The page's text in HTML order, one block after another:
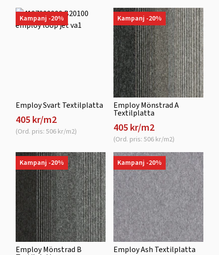
Kampanj -20%
Employ Svart Textilplatta
405 kr/m2
(Ord. pris: 506 kr/m2)
Kampanj -20%
Employ Mönstrad A
Textilplatta
405 kr/m2
(Ord. pris: 506 kr/m2)
Kampanj -20%
Employ Mönstrad B
Kampanj -20%
Employ Ash Textilplatta